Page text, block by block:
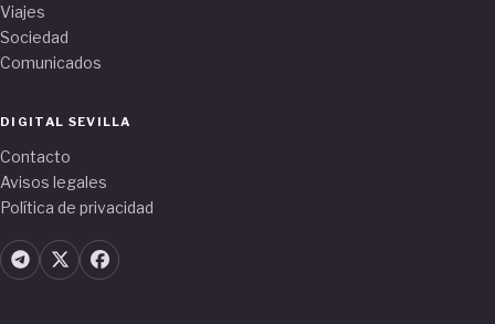
Viajes
Sociedad
Comunicados
DIGITAL SEVILLA
Contacto
Avisos legales
Política de privacidad